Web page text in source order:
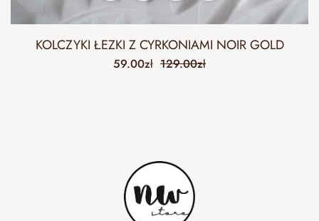
KOLCZYKI ŁEZKI Z CYRKONIAMI NOIR GOLD
129.00zł
59.00zł